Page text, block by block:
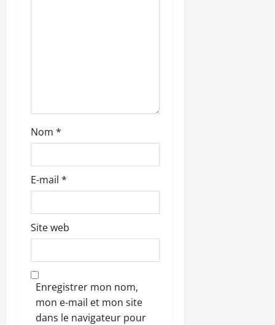
Nom *
E-mail *
Site web
Enregistrer mon nom,
mon e-mail et mon site
dans le navigateur pour